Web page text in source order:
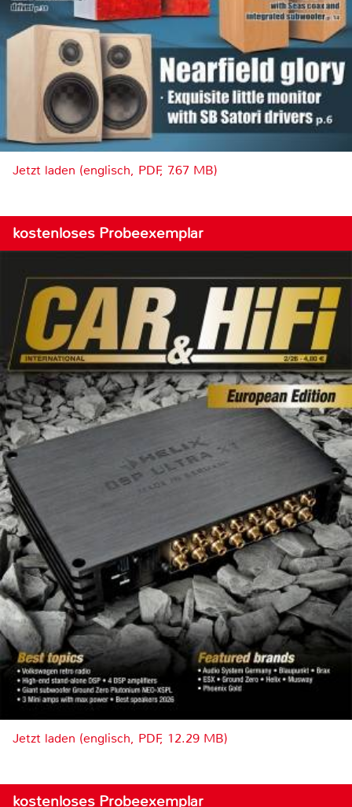
Jetzt laden (englisch, PDF, 7.67 MB)
kostenloses Probeexemplar
Jetzt laden (englisch, PDF, 12.29 MB)
kostenloses Probeexemplar